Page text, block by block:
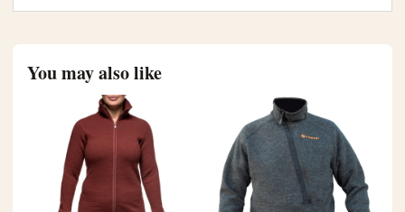
You may also like